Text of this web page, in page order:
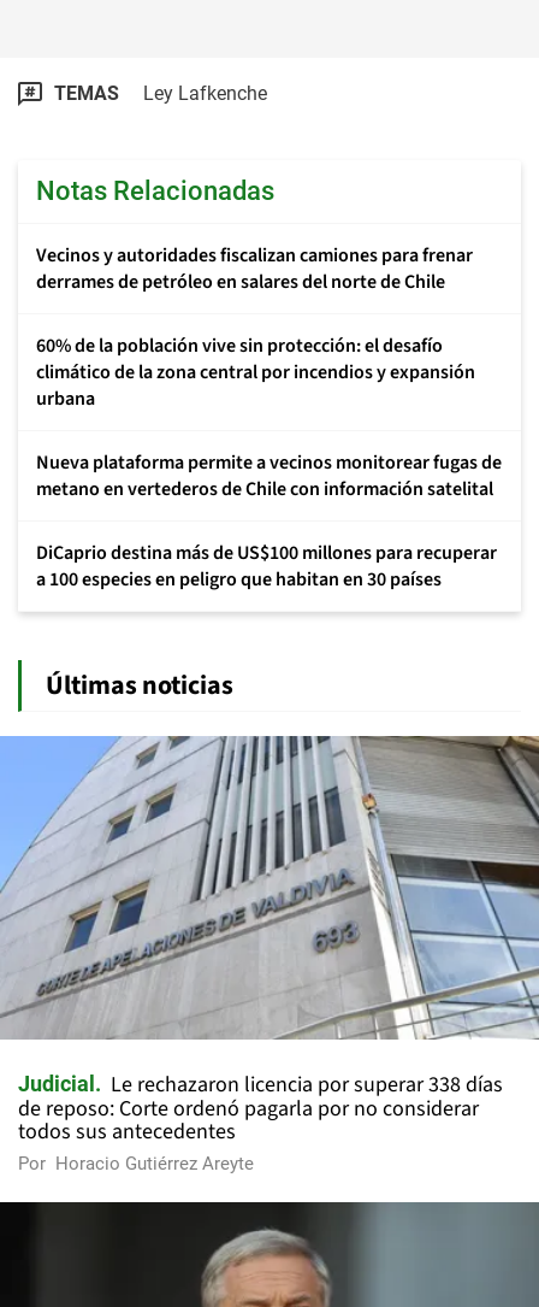
TEMAS Ley Lafkenche
Notas Relacionadas
Vecinos y autoridades fiscalizan camiones para frenar
derrames de petróleo en salares del norte de Chile
60% de la población vive sin protección: el desafío
climático de la zona central por incendios y expansión
urbana
Nueva plataforma permite a vecinos monitorear fugas de
metano en vertederos de Chile con información satelital
DiCaprio destina más de US$100 millones para recuperar
a 100 especies en peligro que habitan en 30 países
Últimas noticias
Judicial
Le rechazaron licencia por superar 338 días
de reposo: Corte ordenó pagarla por no considerar
todos sus antecedentes
Por Horacio Gutiérrez Areyte